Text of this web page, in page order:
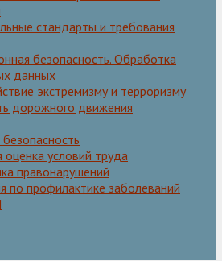
стандарты и требования
безопасность. Обработка
данных
экстремизму и терроризму
дорожного движения
оценка условий труда
правонарушений
по профилактике заболеваний